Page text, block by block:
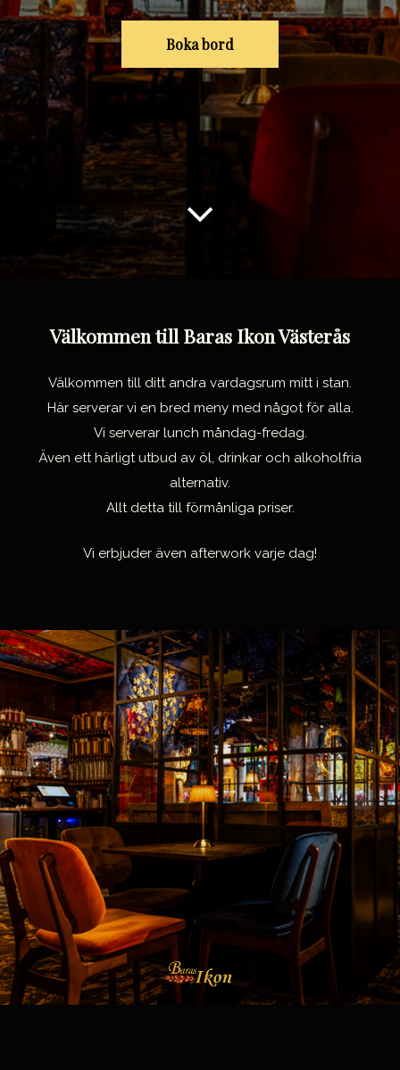
Boka bord
b
o
u
t
Välkommen till Baras Ikon Västerås
Välkommen till ditt andra vardagsrum mitt i stan.
Här serverar vi en bred meny med något för alla.
Vi serverar lunch måndag-fredag.
Även ett härligt utbud av öl, drinkar och alkoholfria
alternativ.
Allt detta till förmånliga priser.
Vi erbjuder även afterwork varje dag!